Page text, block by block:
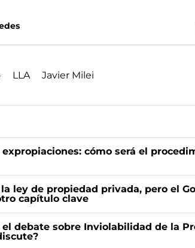
LLA Javier Milei
cómo será el
ley de propiedad privada, pero el
capítulo clave
el debate sobre Inviolabilidad de la